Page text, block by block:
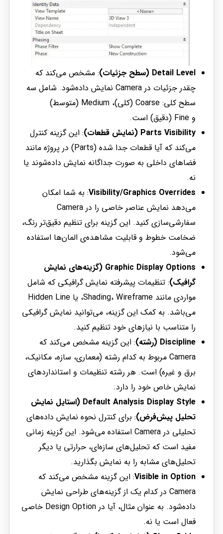
Detail Level (سطح جزئیات)
: مشخص می‌کند که
چقدر جزئیات در Camera نمایش داده‌شود. شامل سه
سطح کلی: Coarse (کلی)، Medium (متوسط)
و Fine (دقیق) است.
Parts Visibility (نمایش قطعات)
: این گزینه کنترل
می‌کند که آیا قطعات جدا شده (Parts) در پروژه مانند
فضاهای داخلی به صورت جداگانه نمایش داده‌شوند یا
نه.
Visibility/Graphics Overrides: به شما امکان
می‌دهد نمایش عناصر خاصی را در Camera
سفارشی‌سازی کنید. این گزینه برای تنظیم دقیق‌تر رنگ،
ضخامت خطوط و قابلیت مشاهده‌ی المان‌ها استفاده
می‌شود.
Graphic Display Options (گزینه‌های نمایش
گرافیک): تنظیمات پیشرفته نمایش گرافیکی که شامل
مواردی مانند Shading، Wireframe، یا Hidden Line
می‌باشد. به کمک این گزینه، می‌توانید نمایش گرافیکی
را متناسب با نیازهای خود تنظیم کنید.
Discipline (رشته)
: این گزینه مشخص می‌کند که
Camera مربوط به کدام رشته (معماری، سازه، مکانیک،
برق و غیره) است. هر رشته تنظیمات و استانداردهای
نمایش خاص خود را دارد.
Default Analysis Display Style (استایل نمایش
تحلیل پیش‌فرض): برای کنترل نحوه نمایش داده‌های
تحلیلی در Camera استفاده می‌شود. این گزینه زمانی
مفید است که تحلیل‌های سازه‌ای، حرارتی یا دیگر
تحلیل‌های مشابه را به نمایش بگذارید.
Visible in Option: این گزینه مشخص می‌کند که
Camera در کدام یک از گزینه‌های طراحی نمایش
داده‌شود. به عنوان مثال، آیا در Design Option خاصی
فعال است یا نه.